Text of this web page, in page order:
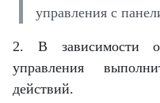
управления с
2. В зависимости
управления
действий.